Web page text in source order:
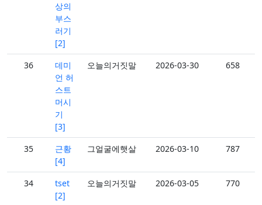
상의
부스
러기
[2]
36
데미
언 허
스트
머시
기
[3]
오늘의거짓말 2026-03-30 658
35
근황
[4]
그얼굴에햇살 2026-03-10 787
34
tset
[2]
오늘의거짓말 2026-03-05 770